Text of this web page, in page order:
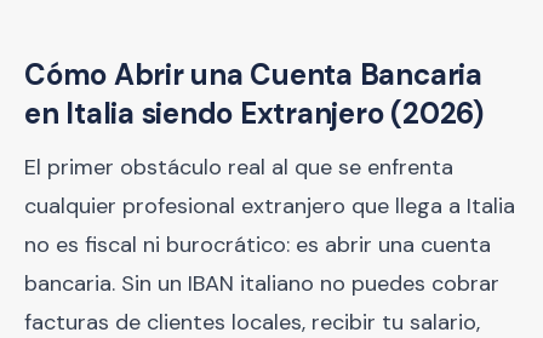
Cómo Abrir una Cuenta Bancaria
en Italia siendo Extranjero (2026)
El primer obstáculo real al que se enfrenta
cualquier profesional extranjero que llega a Italia
no es fiscal ni burocrático: es abrir una cuenta
bancaria. Sin un IBAN italiano no puedes cobrar
facturas de clientes locales, recibir tu salario,